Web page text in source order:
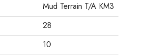
Mud Terrain T/A KM3
28
10